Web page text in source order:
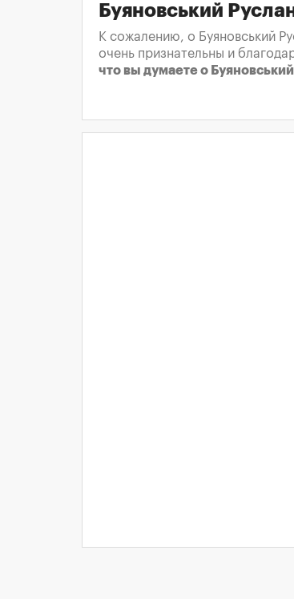
Буяновський
К сожалению, о Буяновський
очень признательны и
что вы думаете о